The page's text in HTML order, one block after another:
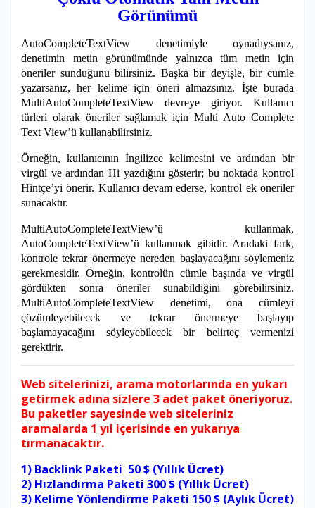
Görünümü
AutoCompleteTextView denetimiyle oynadıysanız,
denetimin metin görünümünde yalnızca tüm metin için
öneriler sunduğunu bilirsiniz. Başka bir deyişle, bir cümle
yazarsanız, her kelime için öneri almazsınız. İşte burada
MultiAutoCompleteTextView devreye giriyor. Kullanıcı
türleri olarak öneriler sağlamak için Multi Auto Complete
Text View’ü kullanabilirsiniz.
Örneğin, kullanıcının İngilizce kelimesini ve ardından bir
virgül ve ardından Hi yazdığını gösterir; bu noktada kontrol
Hintçe’yi önerir. Kullanıcı devam ederse, kontrol ek öneriler
sunacaktır.
MultiAutoCompleteTextView’ü kullanmak,
AutoCompleteTextView’ü kullanmak gibidir. Aradaki fark,
kontrole tekrar önermeye nereden başlayacağını söylemeniz
gerekmesidir. Örneğin, kontrolün cümle başında ve virgül
gördükten sonra öneriler sunabildiğini görebilirsiniz.
MultiAutoCompleteTextView denetimi, ona cümleyi
çözümleyebilecek ve tekrar önermeye başlayıp
başlamayacağını söyleyebilecek bir belirteç vermenizi
gerektirir.
Web sitelerinizi, arama motorlarında en yukarı
getirmek adına sizlere 3 adet paket öneriyoruz.
Bu paketler sayesinde web siteleriniz
aramalarda 1 yıl içerisinde en yukarıya
tırmanacaktır.
1) Backlink Paketi 50 $ (Yıllık Ücret)
2) Hızlandırma Paketi 300 $ (Yıllık Ücret)
3) Kelime Yönlendirme Paketi 150 $ (Aylık Ücret)